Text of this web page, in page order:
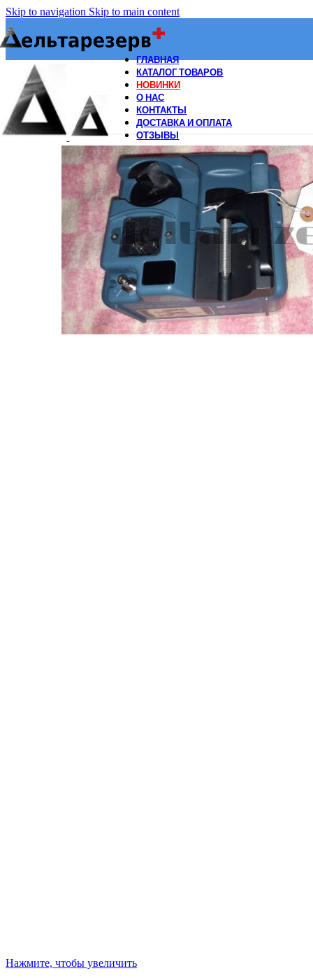
Skip to navigation Skip to main content
ГЛАВНАЯ
КАТАЛОГ ТОВАРОВ
НОВИНКИ
О НАС
КОНТАКТЫ
ДОСТАВКА И ОПЛАТА
ОТЗЫВЫ
Нажмите, чтобы увеличить